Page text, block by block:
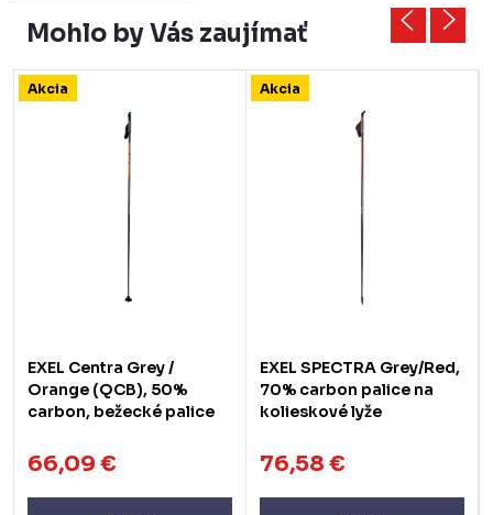
Mohlo by Vás zaujímať
Akcia
EXEL Centra Grey /
Orange (QCB), 50%
carbon, bežecké palice
66,09 €
Akcia
EXEL SPECTRA Grey/Red,
70% carbon palice na
kolieskové lyže
76,58 €